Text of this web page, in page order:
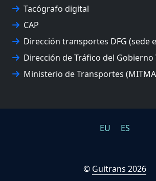
JUNTA ARBITRAL DEL TRANSPORTE
MONDRAGÓN UNIBERTSITATEA
UPV/EHU
Tacógrafo digital
CAP
Dirección transportes DFG (sede
Dirección de Tráfico del Gobierno
Ministerio de Transportes
EU ES
© Guitrans 2026